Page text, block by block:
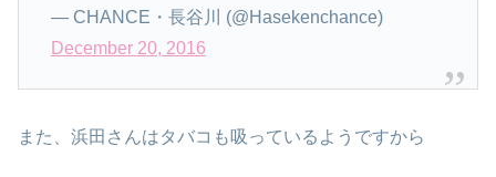
— CHANCE・長谷川 (@Hasekenchance)
December 20, 2016
また、浜田さんはタバコも吸っているようですから